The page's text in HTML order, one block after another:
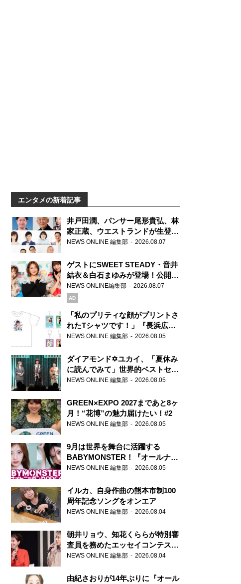
エンタメの新着記事
井戸田潤、パンサー尾形貴弘、林
家正蔵、ウエストランドが生登
場！『ラジオビバリー昼ズ』
NEWS ONLINE 編集部 2026.08.07
ゲストにSWEET STEADY・音井
結衣＆白石まゆみが登場！公開収
録で素顔全開！
NEWS ONLINE編集部 2026.08.07
AD
「私のプリティな顔がプリントさ
れたTシャツです！」『長浜広奈
天下無双』初の番組グッズ発売
NEWS ONLINE 編集部 2026.08.05
ダイアモンド✡ユカイ、「夏休み
に読んでみて」世界的ベストセラ
ー『アナスタシア』を紹介
NEWS ONLINE 編集部 2026.08.05
GREEN×EXPO 2027まであと8ヶ
月！“花博”の魅力届けたい！#2
NEWS ONLINE 編集部 2026.08.05
9月は世界を舞台に活躍する
BABYMONSTER！『オールナイ
トニッポンPODCAST』月替わり
NEWS ONLINE 編集部 2026.08.05
イルカ、自身作曲の熊本市制100
周年記念ソングをオンエア
NEWS ONLINE 編集部 2026.08.04
朝井リョウ、知花くららが特別審
査員を務めたエッセイコンテスト
の特別番組「#いまあなたに伝え
NEWS ONLINE 編集部 2026.08.04
由紀さおりが14年ぶりに『オール